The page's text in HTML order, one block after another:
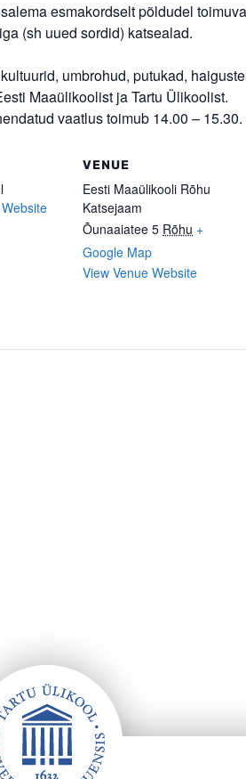
esmakordselt põldudel
(sh uued sordid) katsealad.
umbrohud, putukad,
Maaülikoolist ja Tartu Ülikoolist.
vaatlus toimub 14.00 – 15.30.
VENUE
Eesti Maaülikooli Rõhu
Katsejaam
Õunaaiatee 5 Rõhu +
Google Map
View Venue Website